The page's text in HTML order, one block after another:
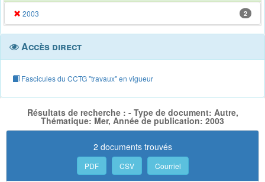
2003 2
Accès direct
Fascicules du CCTG "travaux" en vigueur
Résultats de recherche : - Type de document: Autre,
Thématique: Mer, Année de publication: 2003
2 documents trouvés
PDF CSV Courriel